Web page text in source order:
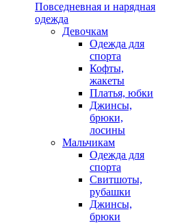
Повседневная и нарядная
одежда
Девочкам
Одежда для
спорта
Кофты,
жакеты
Платья, юбки
Джинсы,
брюки,
лосины
Мальчикам
Одежда для
спорта
Свитшоты,
рубашки
Джинсы,
брюки